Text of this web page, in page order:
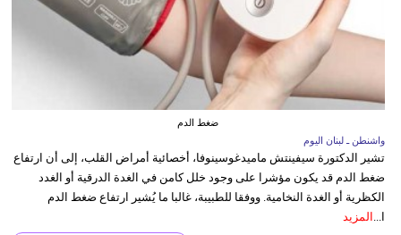
ضغط الدم
واشنطن ـ لبنان اليوم
تشير الدكتورة سيفينتش ماميدغوسينوفا، أخصائية أمراض القلب، إلى أن ارتفاع
ضغط الدم قد يكون مؤشرا على وجود خلل كامن في الغدة الدرقية أو الغدد
الكظرية أو الغدة النخامية. ووفقا للطبيبة، غالبا ما يُشير ارتفاع ضغط الدم
ا... المزيد